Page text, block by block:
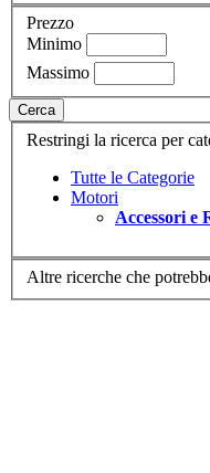
Prezzo
Minimo
Massimo
Cerca
Restringi la ricerca per
Tutte le Categorie
Motori
Accessori e
Altre ricerche che